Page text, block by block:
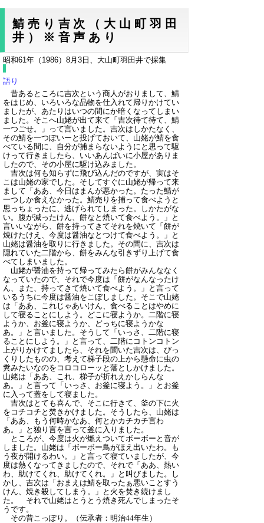
鯖売り吉次（大山町羽田
井）※音声あり
昭和61年（1986）8月3日、大山町羽田井で採集
語り
昔あるところに吉次という商人がおりまして、鯖
をはじめ、いろいろな品物を仕入れて帰りかけてい
ましたが、あたりはいつの間にか暗くなってしまい
ました。そこへ山姥が出て来て「吉次待て待て、鯖
一つごせ。」って言いました。吉次はしかたなく、
その鯖を一つぽいーと投げておいて、山姥が鯖を食
べている間に、自分が捕まらないようにと思って駆
けって行きましたら、いいあんばいに小屋がありま
したので、その小屋に駆け込みました。
吉次は何も知らずに飛び込んだのですが、実はそ
こは山姥の家でした。そしてすぐに山姥が帰って来
まして「ああ、今日はまんが悪かった。たった鯖が
一つしか食えなかった。鯖売りを捕って食べようと
思っちょったに、逃げられてしまった。しかたがな
い。腹が減ったけん、餅なと焼いて食べよう。」と
言いいながら、餅を持ってきてそれを焼いて「餅が
焼けたけえ、今度は醤油なとつけて食べよう。」と
山姥は醤油を取りに行きました。その間に、吉次は
隠れていた二階から、餅をみんな引きずり上げて食
べてしまいました。
山姥が醤油を持って帰ってみたら餅がみんななく
なっていたので、それで今度は「餅がなんなったけ
ん、また、持ってきて焼いて食べよう。」と言って
いるうちに今度は醤油をこぼしました。そこで山姥
は「ああ、これじゃあいけん、食べることはやめに
して寝ることにしよう。どこに寝ようか。二階に寝
ようか、お釜に寝ようか、どっちに寝ようかな
あ。」と言いました。そうして「いっさ、二階に寝
ることにしよう。」と言って、二階にコトンコトン
上がりかけてましたら、それを聞いた吉次は、びっ
くりしたものの、考えて梯子段の上から懸命に虫の
糞みたいなのをコロコローッと落としかけました。
山姥は「ああ、これ、梯子が折れえかしらんな
あ。」と言って「いっさ、お釜に寝よう。」とお釜
に入って蓋をして寝ました。
吉次はとても喜んで、そこに行きて、釜の下に火
をコチコチと焚きかけました。そうしたら、山姥は
「ああ、もう何時かなあ、何とかカチカチ言わ
あ。」と独り言を言って釜に入りました。
ところが、今度は火が燃えついてボーボーと音が
しました。山姥は「ボーボー鳥がほえ出いたわ。も
う夜が開けるわい。」と言って寝ていましたが、今
度は熱くなってきましたので、それで「ああ、熱い
わ、助けてくれ、助けてくれ。」と叫びました。し
かし、吉次は「おまえは鯖を取ったぁ悪いことすう
けん、焼き殺してしまう。」と火を焚き続けまし
た。 それで山姥はとうとう焼き死んでしまったそ
うです。
その昔こっぽり。
（伝承者：明治44年生）